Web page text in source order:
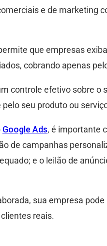
e de marketing
que empresas
cobrando apenas
controle efetivo sobre o
seu produto ou
Google Ads, é importante
de campanhas
e o leilão de
sua empresa
reais.